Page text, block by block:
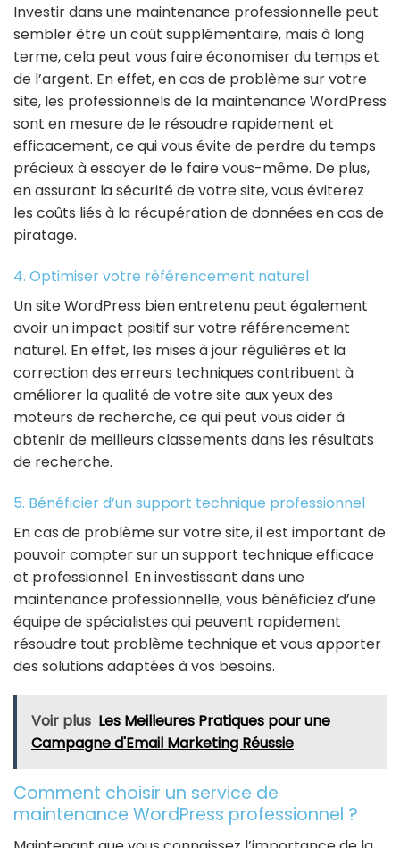
Investir dans une maintenance professionnelle peut
sembler être un coût supplémentaire, mais à long
terme, cela peut vous faire économiser du temps et
de l’argent. En effet, en cas de problème sur votre
site, les professionnels de la maintenance WordPress
sont en mesure de le résoudre rapidement et
efficacement, ce qui vous évite de perdre du temps
précieux à essayer de le faire vous-même. De plus,
en assurant la sécurité de votre site, vous éviterez
les coûts liés à la récupération de données en cas de
piratage.
4. Optimiser votre référencement naturel
Un site WordPress bien entretenu peut également
avoir un impact positif sur votre référencement
naturel. En effet, les mises à jour régulières et la
correction des erreurs techniques contribuent à
améliorer la qualité de votre site aux yeux des
moteurs de recherche, ce qui peut vous aider à
obtenir de meilleurs classements dans les résultats
de recherche.
5. Bénéficier d’un support technique professionnel
En cas de problème sur votre site, il est important de
pouvoir compter sur un support technique efficace
et professionnel. En investissant dans une
maintenance professionnelle, vous bénéficiez d’une
équipe de spécialistes qui peuvent rapidement
résoudre tout problème technique et vous apporter
des solutions adaptées à vos besoins.
Voir plus Les Meilleures Pratiques pour une
Campagne d'Email Marketing Réussie
Comment choisir un service de
maintenance WordPress professionnel ?